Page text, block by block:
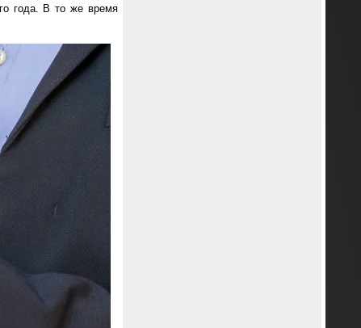
года. В то же время